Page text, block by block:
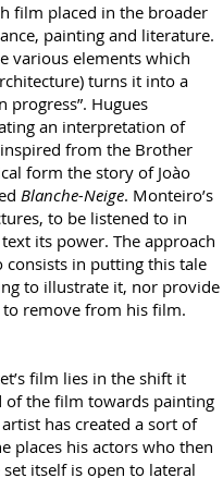
film placed in the broader
painting and literature.
various elements which
turns it into a
progress”. Hugues
an interpretation of
from the Brother
form the story of Joào
Blanche-Neige. Monteiro’s
to be listened to in
its power. The approach
consists in putting this tale
to illustrate it, nor provide
remove from his film.
film lies in the shift it
of the film towards painting
has created a sort of
places his actors who then
itself is open to lateral